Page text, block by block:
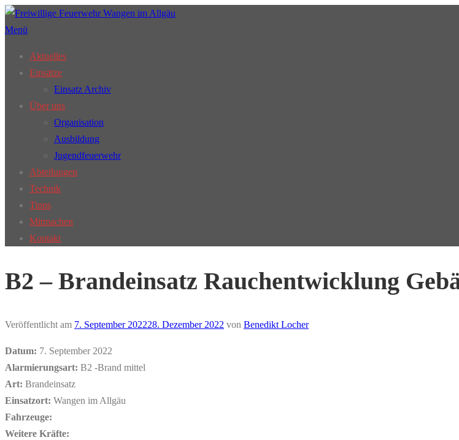
Zum
Inhalt
Menü
Aktuelles
Einsätze
Einsatz Archiv
Über uns
Organisation
Ausbildung
Jugendfeuerwehr
Abteilungen
Technik
Tipps
Mitmachen
Kontakt
B2 – Brandeinsatz Rauchentwicklung
Veröffentlicht am 7. September 202228. Dezember 2022 von Benedikt Locher
Datum: 7. September 2022
Alarmierungsart: B2 -Brand mittel
Art: Brandeinsatz
Einsatzort: Wangen im Allgäu
Fahrzeuge:
Weitere Kräfte: